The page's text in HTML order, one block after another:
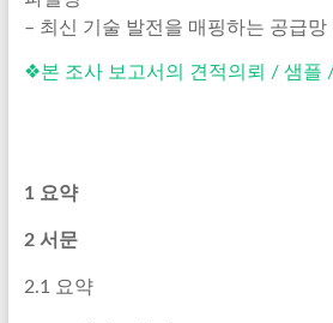
– 최신 기술 발전을 매핑하는 공급망
❖본 조사 보고서의 견적의뢰 / 샘플
1 요약
2 서문
2.1 요약